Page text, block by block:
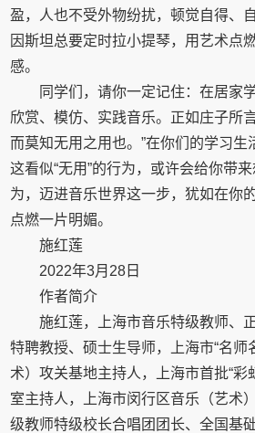
盈，人也不受外物纷扰，顿觉自得、
因斯坦总要定时拉小提琴，用艺术点
感。
同学们，请你一定记住：在居家
欣赏、模仿、实践音乐。正如庄子所
而莫知无用之用也。”在你们的学习生
这看似“无用”的行为，或许会给你带来
为，迈进音乐世界这一步，犹如在你
点燃一片明媚。
施红莲
2022年3月28日
作者简介
施红莲，上海市音乐特级教师、
特聘教授、硕士生导师，上海市“名师
术）攻关基地主持人，上海市首批“彩
室主持人，上海市闵行区音乐（艺术
级教师特级校长合唱团团长、全国基